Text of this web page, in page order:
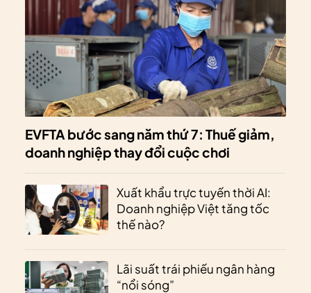
EVFTA bước sang năm thứ 7: Thuế giảm,
doanh nghiệp thay đổi cuộc chơi
Xuất khẩu trực tuyến thời AI:
Doanh nghiệp Việt tăng tốc
thế nào?
Lãi suất trái phiếu ngân hàng
“nổi sóng”